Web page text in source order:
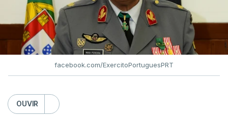
facebook.com/ExercitoPortuguesPRT
OUVIR